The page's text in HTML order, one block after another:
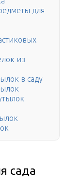
для
из
в саду
сада